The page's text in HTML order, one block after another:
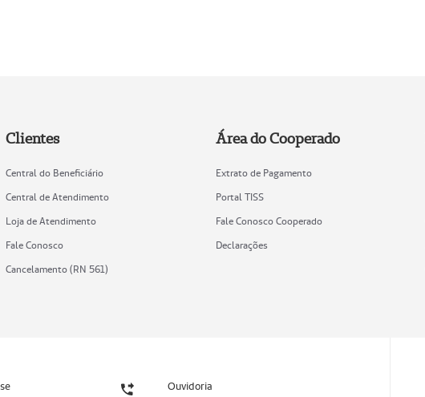
Clientes
Central do Beneficiário
Central de Atendimento
Loja de Atendimento
Fale Conosco
Cancelamento (RN 561)
Área do Cooperado
Extrato de Pagamento
Portal TISS
Fale Conosco Cooperado
Declarações
Ouvidoria